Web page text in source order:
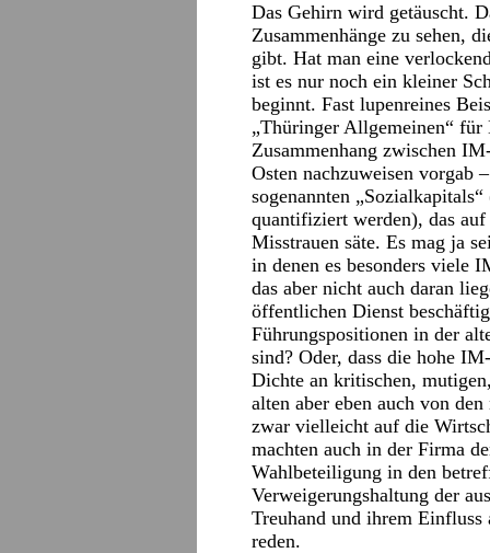
Das Gehirn wird getäuscht.
Zusammenhänge zu sehen,
gibt. Hat man eine
ist es nur noch ein kleiner
beginnt. Fast lupenreines
„Thüringer Allgemeinen“
Zusammenhang zwischen
Osten nachzuweisen vorgab
sogenannten
quantifiziert werden), das
Misstrauen säte. Es mag ja
in denen es besonders viele
das aber nicht auch daran
öffentlichen Dienst
Führungspositionen in der
sind? Oder, dass die hohe
Dichte an kritischen,
alten aber eben auch von
zwar vielleicht auf die
machten auch in der Firma
Wahlbeteiligung in den
Verweigerungshaltung der
Treuhand und ihrem
reden.